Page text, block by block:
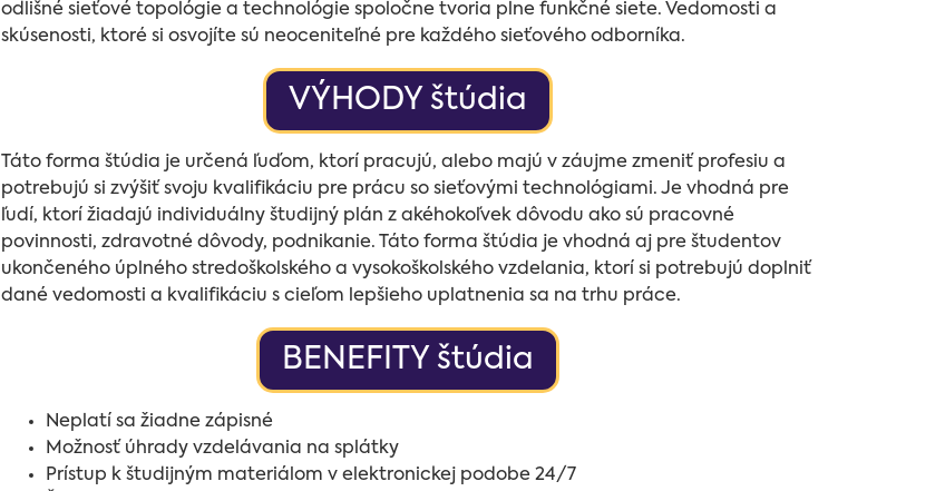
odlišné sieťové topológie a technológie spoločne tvoria plne funkčné siete. Vedomosti a
skúsenosti, ktoré si osvojíte sú neoceniteľné pre každého sieťového odborníka.
VÝHODY štúdia
Táto forma štúdia je určená ľuďom, ktorí pracujú, alebo majú v záujme zmeniť profesiu a
potrebujú si zvýšiť svoju kvalifikáciu pre prácu so sieťovými technológiami. Je vhodná pre
ľudí, ktorí žiadajú individuálny študijný plán z akéhokoľvek dôvodu ako sú pracovné
povinnosti, zdravotné dôvody, podnikanie. Táto forma štúdia je vhodná aj pre študentov
ukončeného úplného stredoškolského a vysokoškolského vzdelania, ktorí si potrebujú doplniť
dané vedomosti a kvalifikáciu s cieľom lepšieho uplatnenia sa na trhu práce.
BENEFITY štúdia
Neplatí sa žiadne zápisné
Možnosť úhrady vzdelávania na splátky
Prístup k študijným materiálom v elektronickej podobe 24/7